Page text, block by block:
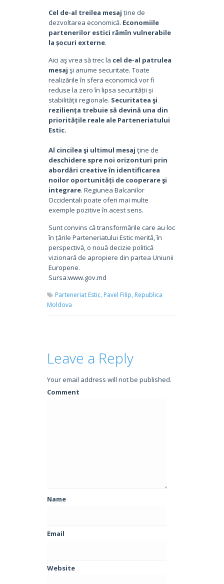
Cel de-al treilea mesaj ține de
dezvoltarea economică. Economiile
partenerilor estici rămîn vulnerabile
la șocuri externe.
Aici aş vrea să trec la cel de-al patrulea
mesaj şi anume securitate. Toate
realizările în sfera economică vor fi
reduse la zero în lipsa securității și
stabilității regionale. Securitatea şi
reziliența trebuie să devină una din
prioritățile reale ale Parteneriatului
Estic.
Al cincilea şi ultimul mesaj ţine de
deschidere spre noi orizonturi prin
abordări creative în identificarea
noilor oportunități de cooperare şi
integrare. Regiunea Balcanilor
Occidentali poate oferi mai multe
exemple pozitive în acest sens.
Sunt convins că transformările care au loc
în țările Parteneriatului Estic merită, în
perspectivă, o nouă decizie politică
vizionară de apropiere din partea Uniunii
Europene.
Sursa:www.gov.md
Parteneriat Estic, Pavel Filip, Republica
Moldova
Leave a Reply
Your email address will not be published.
Comment
Name
Email
Website